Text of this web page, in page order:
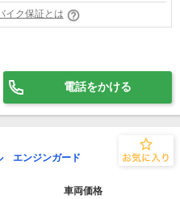
イク保証とは
電話をかける
エンジンガード
車両価格